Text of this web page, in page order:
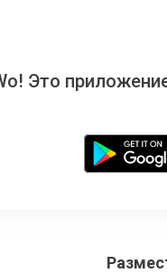
Это